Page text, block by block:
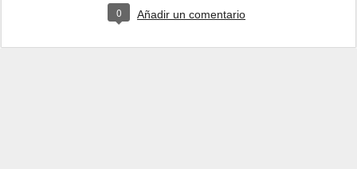
0 Añadir un comentario